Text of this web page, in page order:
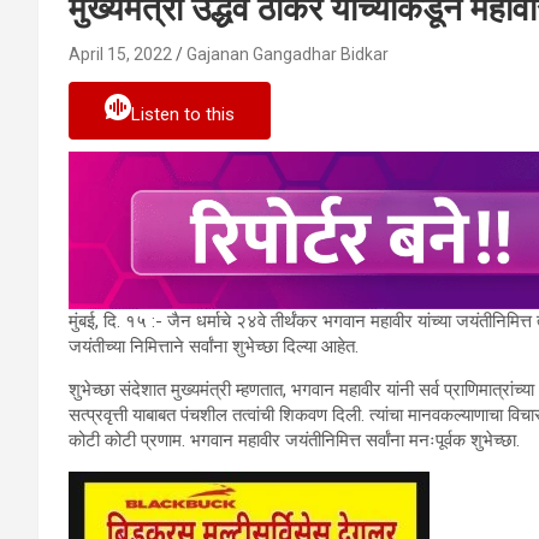
मुख्यमंत्री उद्धव ठाकरे यांच्याकडून
April 15, 2022 Gajanan Gangadhar Bidkar
Listen to this
मुंबई, दि. १५ :- जैन धर्माचे २४वे तीर्थंकर भगवान महावीर यांच्या
जयंतीच्या निमित्ताने सर्वांना शुभेच्छा दिल्या आहेत.
शुभेच्छा संदेशात मुख्यमंत्री म्हणतात, भगवान महावीर यांनी सर्व
सत्प्रवृत्ती याबाबत पंचशील तत्वांची शिकवण दिली. त्यांचा मानवकल्याणाचा
कोटी कोटी प्रणाम. भगवान महावीर जयंतीनिमित्त सर्वांना मनःपूर्वक शुभेच्छा.